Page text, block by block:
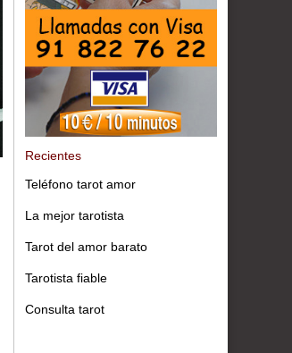
Recientes
Teléfono tarot amor
La mejor tarotista
Tarot del amor barato
Tarotista fiable
Consulta tarot